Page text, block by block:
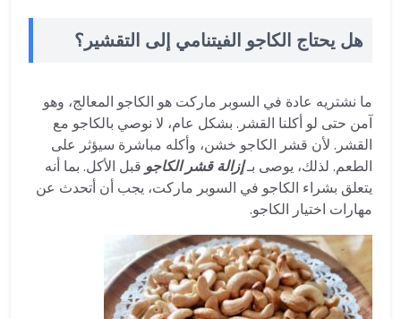
هل يحتاج الكاجو الفيتنامي إلى التقشير؟
ما نشتريه عادة في السوبر ماركت هو الكاجو المعالج، وهو
آمن حتى لو أكلنا القشر. بشكل عام، لا نوصي بالكاجو مع
القشر. لأن قشر الكاجو خشن، وأكله مباشرة سيؤثر على
الطعم. لذلك، يوصى بـإزالة قشر الكاجو قبل الأكل. بما أنه
يتعلق بشراء الكاجو في السوبر ماركت، يجب أن أتحدث عن
مهارات اختيار الكاجو.